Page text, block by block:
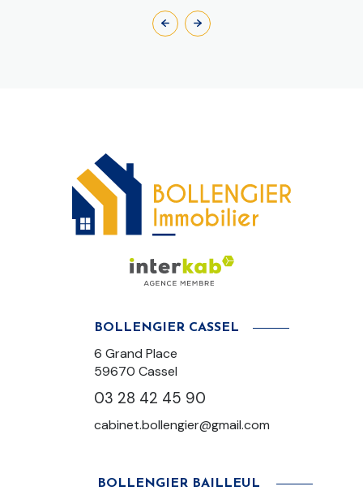
BOLLENGIER CASSEL
6 Grand Place
59670 Cassel
03 28 42 45 90
cabinet.bollengier@gmail.com
BOLLENGIER BAILLEUL